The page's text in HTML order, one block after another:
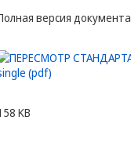
версия документа
KB